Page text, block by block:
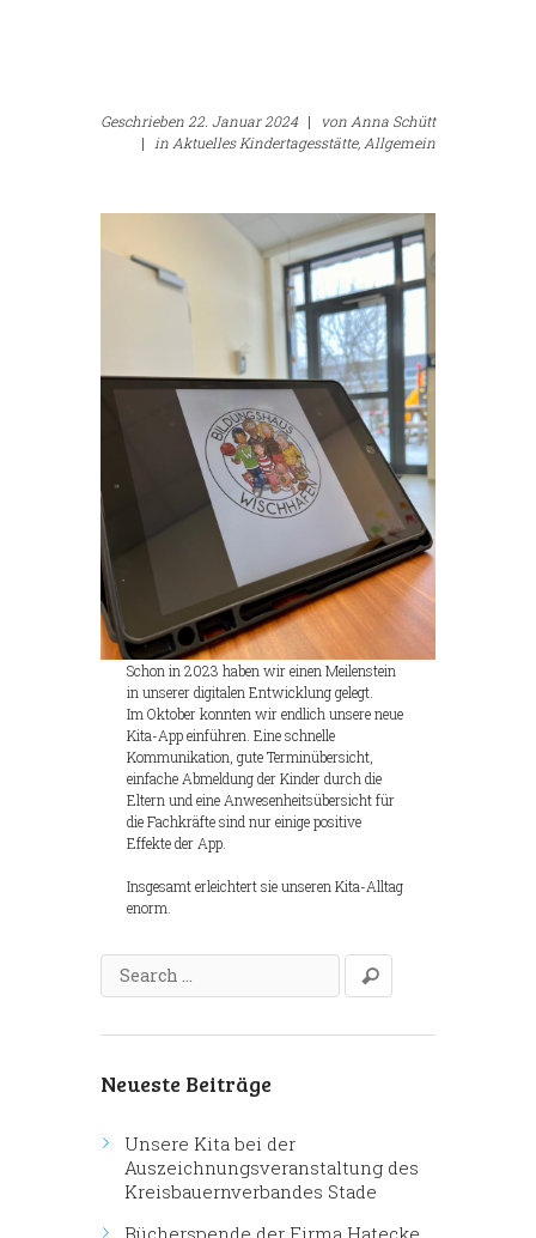
Geschrieben 22. Januar 2024 | von Anna Schütt
|
in Aktuelles Kindertagesstätte, Allgemein
Schon in 2023 haben wir einen Meilenstein
in unserer digitalen Entwicklung gelegt.
Im Oktober konnten wir endlich unsere neue
Kita-App einführen. Eine schnelle
Kommunikation, gute Terminübersicht,
einfache Abmeldung der Kinder durch die
Eltern und eine Anwesenheitsübersicht für
die Fachkräfte sind nur einige positive
Effekte der App.
Insgesamt erleichtert sie unseren Kita-Alltag
enorm.
Neueste Beiträge
Unsere Kita bei der
Auszeichnungsveranstaltung des
Kreisbauernverbandes Stade